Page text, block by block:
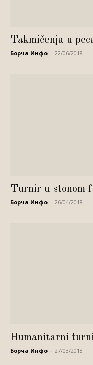
Takmičenja u
Борча Инфо 22/06/2018
Turnir u stonom
Борча Инфо 26/04/2018
Humanitarni
Борча Инфо 27/03/2018